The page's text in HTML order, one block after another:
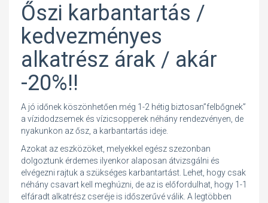
Őszi karbantartás /
kedvezményes
alkatrész árak / akár
-20%!!
A jó időnek köszönhetően még 1-2 hétig biztosan”felbőgnek”
a vízidodzsemek és vízicsopperek néhány rendezvényen, de
nyakunkon az ősz, a karbantartás ideje.
Azokat az eszközöket, melyekkel egész szezonban
dolgoztunk érdemes ilyenkor alaposan átvizsgálni és
elvégezni rajtuk a szükséges karbantartást. Lehet, hogy csak
néhány csavart kell meghúzni, de az is előfordulhat, hogy 1-1
elfáradt alkatrész cseréje is időszerűvé válik. A legtöbben